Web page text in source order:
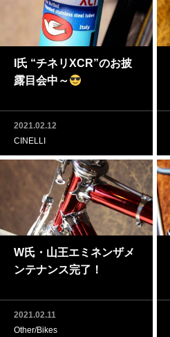
I氏 “チネリXCR”のお披
露目会中～
2021.02.12
CINELLI
W氏・山王エミネンザメ
ンテナンス完了！
2021.02.11
Other/Bikes